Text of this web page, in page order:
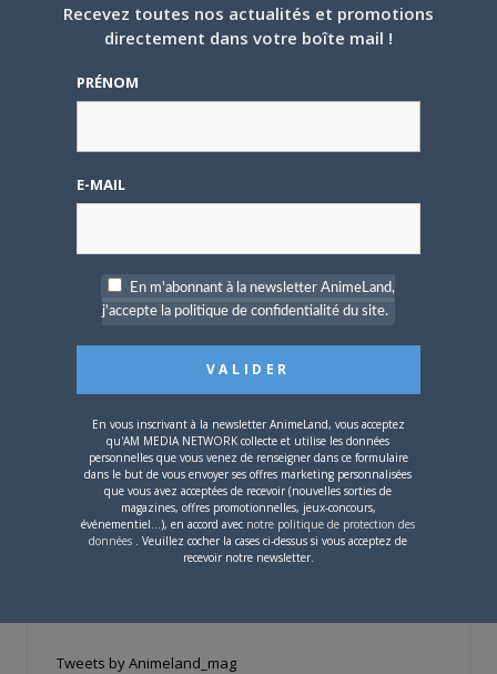
carte !
Si votre ville n'est pas dans la liste,contactez-nous!
CONTENU SPONSORISÉ
Tweets by Animeland_mag
Recevez toutes nos actualités et promotions
directement dans votre boîte mail !
PRÉNOM
E-MAIL
En m'abonnant à la newsletter AnimeLand,
j'accepte la politique de confidentialité du site.
En vous inscrivant à la newsletter AnimeLand, vous acceptez
qu'AM MEDIA NETWORK collecte et utilise les données
personnelles que vous venez de renseigner dans ce formulaire
dans le but de vous envoyer ses offres marketing personnalisées
que vous avez acceptées de recevoir (nouvelles sorties de
magazines, offres promotionnelles, jeux-concours,
événementiel...), en accord avec notre politique de protection des
données . Veuillez cocher la cases ci-dessus si vous acceptez de
recevoir notre newsletter.